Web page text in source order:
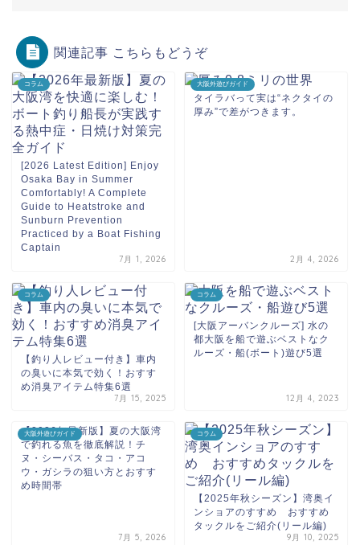
関連記事 こちらもどうぞ
コラム
[2026 Latest Edition] Enjoy
Osaka Bay in Summer
Comfortably! A Complete
Guide to Heatstroke and
Sunburn Prevention
Practiced by a Boat Fishing
Captain
7月 1, 2026
大阪外遊びガイド
タイラバって実は“ネクタイの
厚み”で差がつきます。
2月 4, 2026
コラム
【釣り人レビュー付き】車内
の臭いに本気で効く！おすす
め消臭アイテム特集6選
7月 15, 2025
コラム
[大阪アーバンクルーズ] 水の
都大阪を船で遊ぶベストなク
ルーズ・船(ボート)遊び5選
12月 4, 2023
大阪外遊びガイド
【2026年最新版】夏の大阪湾
で釣れる魚を徹底解説！チ
ヌ・シーバス・タコ・アコ
ウ・ガシラの狙い方とおすす
め時間帯
7月 5, 2026
コラム
【2025年秋シーズン】湾奥イ
ンショアのすすめ おすすめ
タックルをご紹介(リール編)
9月 10, 2025